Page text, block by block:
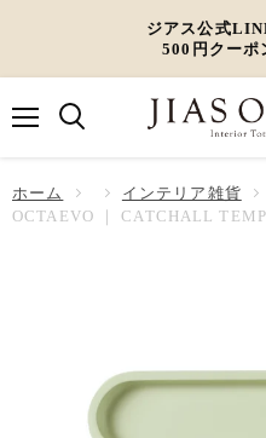
ジアス公式
500円クーポ
ー
ホーム
インテリア雑貨
OCTAEVO ｜ CATCHALL